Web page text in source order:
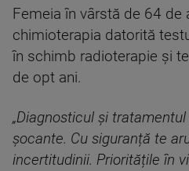
Femeia în vârstă de 64 de
chimioterapia datorită
în schimb radioterapie și
de opt ani.
„Diagnosticul și
șocante. Cu siguranță te
incertitudinii. Prioritățile în